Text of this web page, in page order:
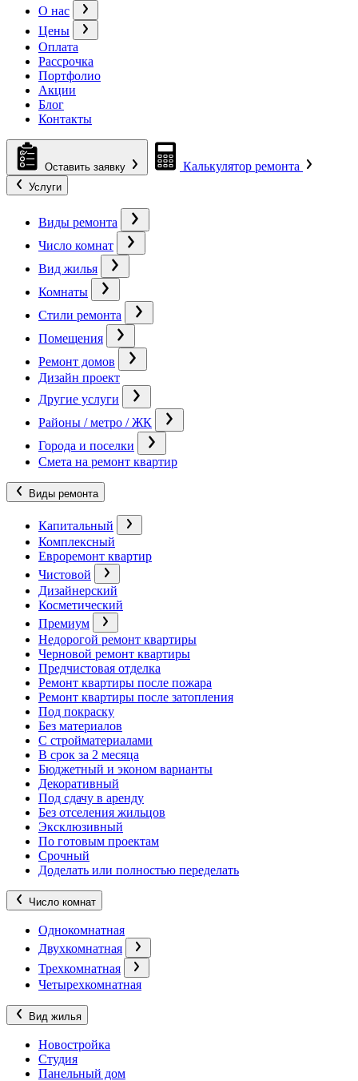
О нас
Цены
Оплата
Рассрочка
Портфолио
Акции
Блог
Контакты
Оставить заявку Калькулятор ремонта
Услуги
Виды ремонта
Число комнат
Вид жилья
Комнаты
Стили ремонта
Помещения
Ремонт домов
Дизайн проект
Другие услуги
Районы / метро / ЖК
Города и поселки
Смета на ремонт квартир
Виды ремонта
Капитальный
Комплексный
Евроремонт квартир
Чистовой
Дизайнерский
Косметический
Премиум
Недорогой ремонт квартиры
Черновой ремонт квартиры
Предчистовая отделка
Ремонт квартиры после пожара
Ремонт квартиры после затопления
Под покраску
Без материалов
С стройматериалами
В срок за 2 месяца
Бюджетный и эконом варианты
Декоративный
Под сдачу в аренду
Без отселения жильцов
Эксклюзивный
По готовым проектам
Срочный
Доделать или полностью переделать
Число комнат
Однокомнатная
Двухкомнатная
Трехкомнатная
Четырехкомнатная
Вид жилья
Новостройка
Студия
Панельный дом